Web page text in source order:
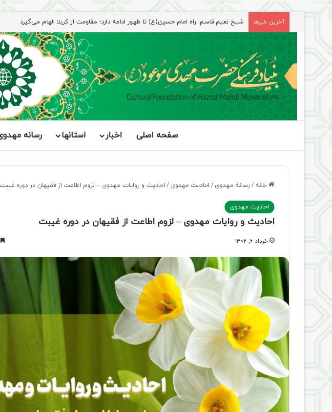
آخرین خبرها راهپیمایی اربعین، رزمایش منتظران ظهور
صفحه اصلی اخبار استانها رسانه
خانه / رسانه مهدوی / احادیث مهدوی / احادیث و روایات مهدوی – لزوم اطاعت از فقیهان در دوره غیبت
احادیث مهدوی
احادیث و روایات مهدوی – لزوم اطاعت از فقیهان در دوره غیبت
خرداد ۶, ۱۴۰۲